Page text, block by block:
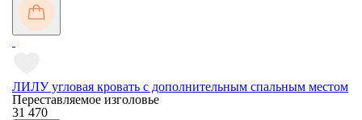
ЛИЛУ угловая кровать с дополнительным спальным местом
Переставляемое изголовье
31 470